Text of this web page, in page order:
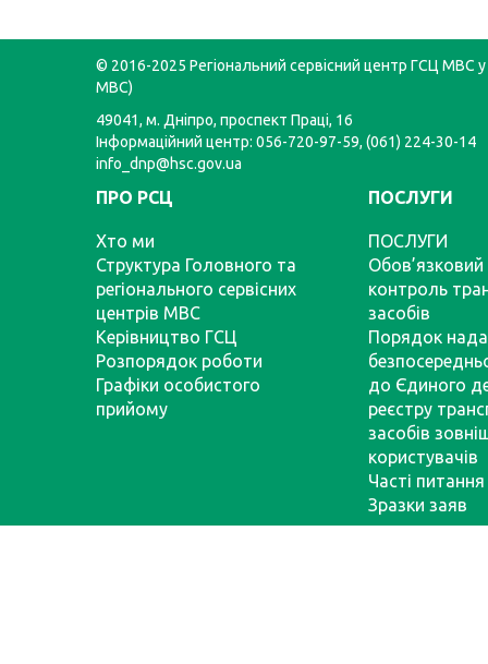
© 2016-2025 Регіональний сервісний центр ГСЦ МВС у
МВС)
49041, м. Дніпро, проспект Праці, 16
Інформаційний центр: 056-720-97-59, (061) 224-30-14
info_dnp@hsc.gov.ua
ПРО РСЦ
Хто ми
Структура Головного та
регіонального сервісних
центрів МВС
Керівництво ГСЦ
Розпорядок роботи
Графіки особистого
прийому
ПОСЛУГИ
ПОСЛУГИ
Обов’язковий
контроль
засобів
Порядок
до Єдиного
реєстру
засобів
користувачів
Часті питання
Зразки заяв